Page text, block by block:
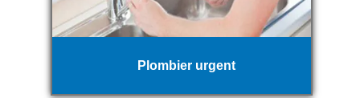
Plombier urgent